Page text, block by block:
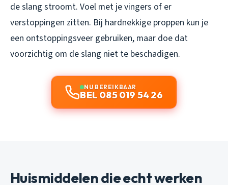
de slang stroomt. Voel met je vingers of er
verstoppingen zitten. Bij hardnekkige proppen kun je
een ontstoppingsveer gebruiken, maar doe dat
voorzichtig om de slang niet te beschadigen.
NU BEREIKBAAR
BEL 085 019 54 26
Huismiddelen die echt werken